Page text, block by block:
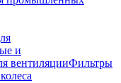
и
вентиляцииФильтры